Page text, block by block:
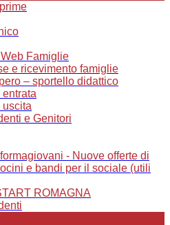
Famiglie
e ricevimento famiglie
– sportello didattico
uscita
e Genitori
- Nuove offerte di
e bandi per il sociale (utili
ROMAGNA